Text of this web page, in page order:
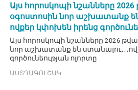
Այս հորոսկոպի նշանները
օգոստոսին նոր աշխատանք են
ովքեր կփոխեն իրենց
Այս հորոսկոպի նշանները 2026
նոր աշխատանք են
գործունեության ոլորտը
ԱՍՏՂԱԳՈՒՇԱԿ